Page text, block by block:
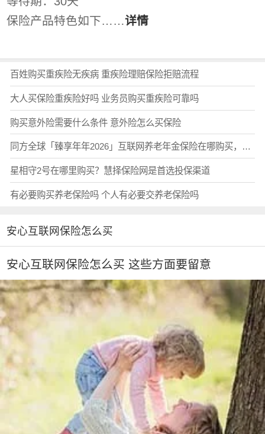
保险产品特色如下……详情
百姓购买重疾险无疾病 重疾险理赔保险拒赔流程
大人买保险重疾险好吗 业务员购买重疾险可靠吗
购买意外险需要什么条件 意外险怎么买保险
同方全球「臻享年年2026」互联网养老年金保险在哪购买，认准这一个方式！
星相守2号在哪里购买？慧择保险网是首选投保渠道
有必要购买养老保险吗 个人有必要交养老保险吗
安心互联网保险怎么买
安心互联网保险怎么买 这些方面要留意